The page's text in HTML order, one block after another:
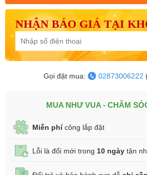
NHẬN BÁO GIÁ TẠI
Gọi đặt mua: 02873006222
MUA NHƯ VUA - CHĂM
Miễn phícông lắp đặt
Lỗi là đổi mới trong 10 ngày tận